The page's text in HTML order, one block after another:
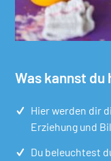
Was kannst du
Hier werden dir
Erziehung und
Du beleuchtest